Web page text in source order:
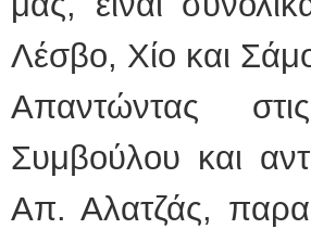
Λέσβο, Χίο και
Απαντώντας
Συμβούλου και
Απ. Αλατζάς,